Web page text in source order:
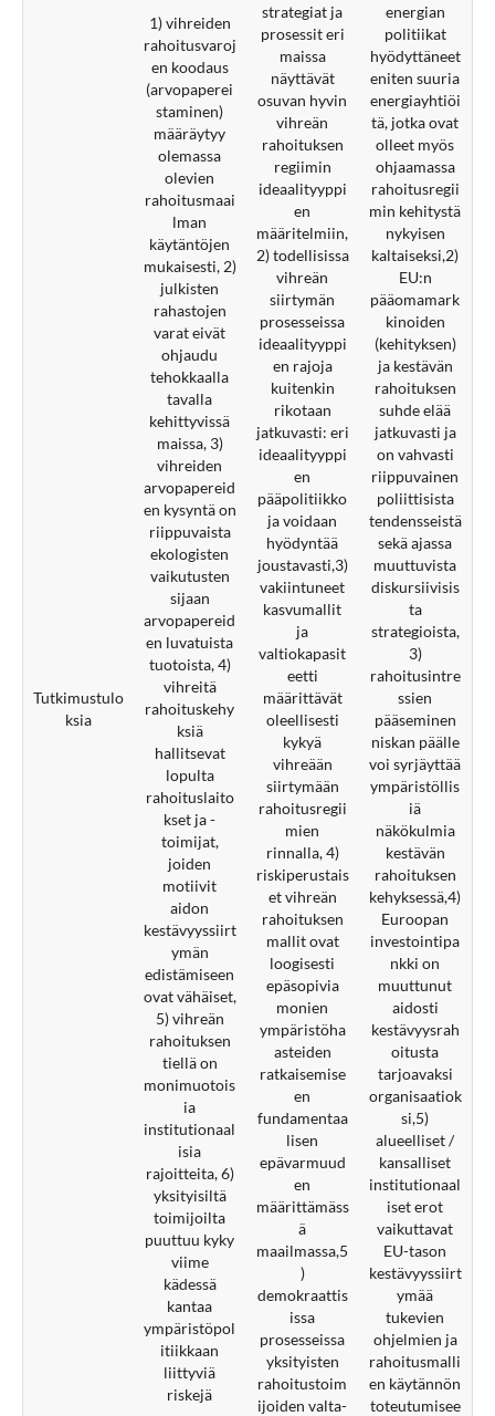
Tutkimustulo
ksia
1) vihreiden
rahoitusvaroj
en koodaus
(arvopaperei
staminen)
määräytyy
olemassa
olevien
rahoitusmaai
lman
käytäntöjen
mukaisesti, 2)
julkisten
rahastojen
varat eivät
ohjaudu
tehokkaalla
tavalla
kehittyvissä
maissa, 3)
vihreiden
arvopapereid
en kysyntä on
riippuvaista
ekologisten
vaikutusten
sijaan
arvopapereid
en luvatuista
tuotoista, 4)
vihreitä
rahoituskehy
ksiä
hallitsevat
lopulta
rahoituslaito
kset ja -
toimijat,
joiden
motiivit
aidon
kestävyyssiirt
ymän
edistämiseen
ovat vähäiset,
5) vihreän
rahoituksen
tiellä on
monimuotois
ia
institutionaal
isia
rajoitteita, 6)
yksityisiltä
toimijoilta
puuttuu kyky
viime
kädessä
kantaa
ympäristöpol
itiikkaan
liittyviä
riskejä
strategiat ja
prosessit eri
maissa
näyttävät
osuvan hyvin
vihreän
rahoituksen
regiimin
ideaalityyppi
en
määritelmiin,
2) todellisissa
vihreän
siirtymän
prosesseissa
ideaalityyppi
en rajoja
kuitenkin
rikotaan
jatkuvasti: eri
ideaalityyppi
en
pääpolitiikko
ja voidaan
hyödyntää
joustavasti,3)
vakiintuneet
kasvumallit
ja
valtiokapasit
eetti
määrittävät
oleellisesti
kykyä
vihreään
siirtymään
rahoitusregii
mien
rinnalla, 4)
riskiperustais
et vihreän
rahoituksen
mallit ovat
loogisesti
epäsopivia
monien
ympäristöha
asteiden
ratkaisemise
en
fundamentaa
lisen
epävarmuud
en
määrittämäss
ä
maailmassa,5
)
demokraattis
issa
prosesseissa
yksityisten
rahoitustoim
ijoiden valta-
energian
politiikat
hyödyttäneet
eniten suuria
energiayhtiöi
tä, jotka ovat
olleet myös
ohjaamassa
rahoitusregii
min kehitystä
nykyisen
kaltaiseksi,2)
EU:n
pääomamark
kinoiden
(kehityksen)
ja kestävän
rahoituksen
suhde elää
jatkuvasti ja
on vahvasti
riippuvainen
poliittisista
tendensseistä
sekä ajassa
muuttuvista
diskursiivisis
ta
strategioista,
3)
rahoitusintre
ssien
pääseminen
niskan päälle
voi syrjäyttää
ympäristöllis
iä
näkökulmia
kestävän
rahoituksen
kehyksessä,4)
Euroopan
investointipa
nkki on
muuttunut
aidosti
kestävyysrah
oitusta
tarjoavaksi
organisaatiok
si,5)
alueelliset /
kansalliset
institutionaal
iset erot
vaikuttavat
EU-tason
kestävyyssiirt
ymää
tukevien
ohjelmien ja
rahoitusmalli
en käytännön
toteutumisee